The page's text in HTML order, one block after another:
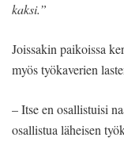
kaksi.”
Joissakin paikoissa
myös työkaverien
– Itse en osallistuisi
osallistua läheisen